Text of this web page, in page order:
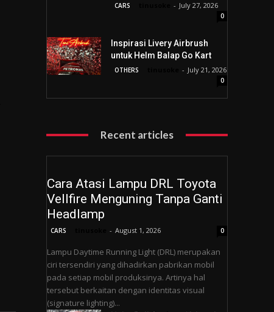
CARS - July 27, 2026
0
Inspirasi Livery Airbrush
untuk Helm Balap Go Kart
OTHERS - July 21, 2026
0
Recent articles
Cara Atasi Lampu DRL Toyota
Vellfire Menguning Tanpa Ganti
Headlamp
CARS - August 1, 2026 0
Lampu Daytime Running Light (DRL) merupakan
ciri tersendiri yang dihadirkan pabrikan mobil
pada setiap mobil produksinya. Artinya hal
tersebut berkaitan dengan identitas visual
(signature lighting)...